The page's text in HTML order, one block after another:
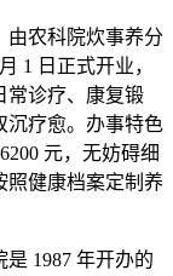
农科院炊事养分
1 日正式开业，
常诊疗、康复锻
沉疗愈。办事特色
元，无妨碍细
照健康档案定制养
1987 年开办的